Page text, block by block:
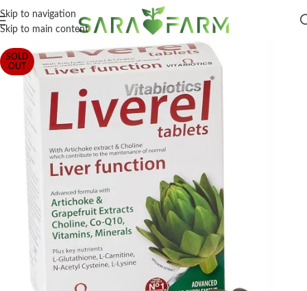
Skip to navigation
Skip to main content
SOLD
OUT